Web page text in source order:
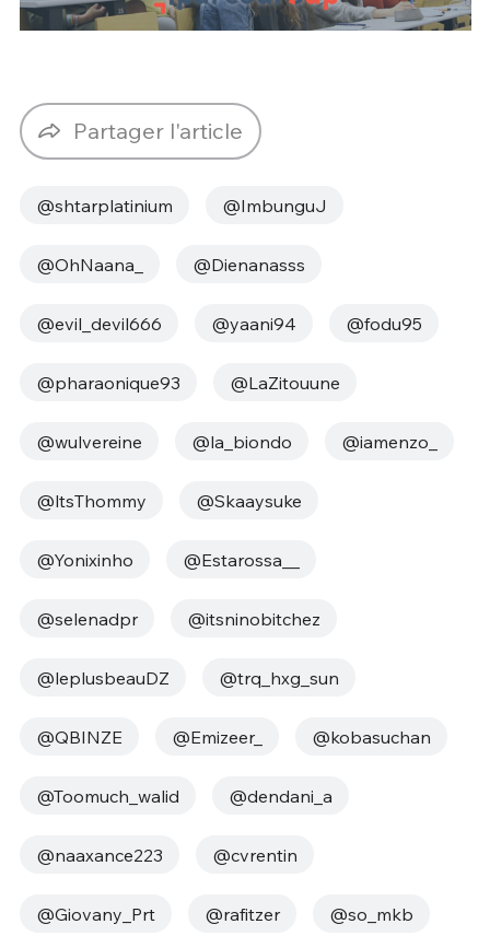
Partager l'article
@shtarplatinium @ImbunguJ
@OhNaana_ @Dienanasss
@evil_devil666 @yaani94 @fodu95
@pharaonique93 @LaZitouune
@wulvereine @la_biondo @iamenzo_
@ltsThommy @Skaaysuke
@Yonixinho @Estarossa__
@selenadpr @itsninobitchez
@leplusbeauDZ @trq_hxg_sun
@QBINZE @Emizeer_ @kobasuchan
@Toomuch_walid @dendani_a
@naaxance223 @cvrentin
@Giovany_Prt @rafitzer @so_mkb